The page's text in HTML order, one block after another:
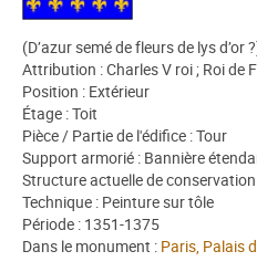
(D’azur semé de fleurs de lys d’or
Attribution : Charles V roi ; Roi de
Position : Extérieur
Étage : Toit
Pièce / Partie de l'édifice : Tour
Support armorié : Bannière
Structure actuelle de
Technique : Peinture sur tôle
Période : 1351-1375
Dans le monument : Paris, Palais